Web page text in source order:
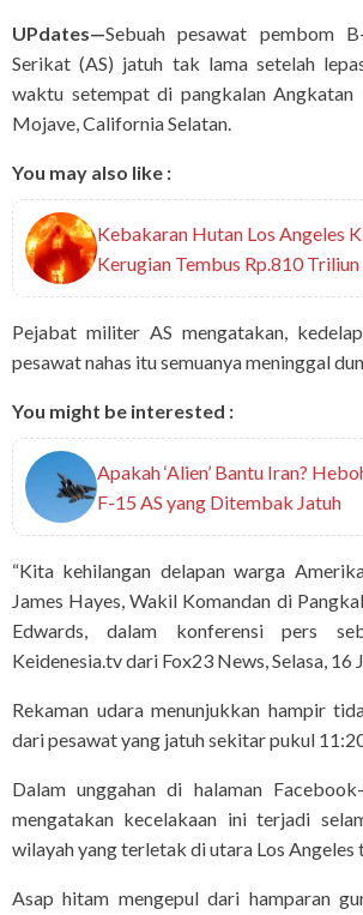
UPdates—Sebuah pesawat pembom
Serikat (AS) jatuh tak lama setelah
waktu setempat di pangkalan Angkatan
Mojave, California Selatan.
You may also like :
Kebakaran Hutan Los Angeles
Kerugian Tembus Rp.810 Triliun
Pejabat militer AS mengatakan,
pesawat nahas itu semuanya meninggal
You might be interested :
Apakah ‘Alien’ Bantu Iran?
F-15 AS yang Ditembak Jatuh
“Kita kehilangan delapan warga
James Hayes, Wakil Komandan di
Edwards, dalam konferensi pers
Keidenesia.tv dari Fox23 News, Selasa, 16
Rekaman udara menunjukkan hampir
dari pesawat yang jatuh sekitar pukul
Dalam unggahan di halaman
mengatakan kecelakaan ini terjadi
wilayah yang terletak di utara Los Angeles
Asap hitam mengepul dari hamparan